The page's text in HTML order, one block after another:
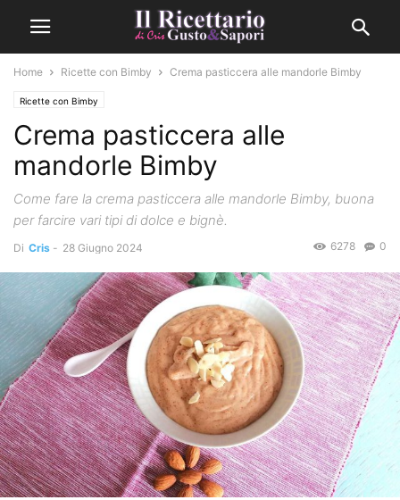
Home Ricette con Bimby Crema pasticcera alle mandorle Bimby
Ricette con Bimby
Crema pasticcera alle
mandorle Bimby
Come fare la crema pasticcera alle mandorle Bimby, buona
per farcire vari tipi di dolce e bignè.
Di Cris - 28 Giugno 2024 0
6278